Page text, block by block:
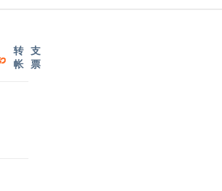
转
帐
支
票